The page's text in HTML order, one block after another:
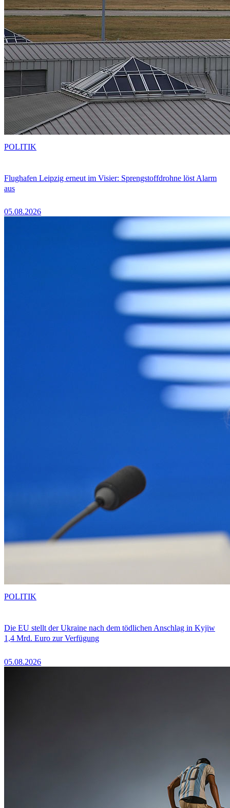
Flughafen Leipzig erneut im Visier: Sprengstoffdrohne löst Alarm
aus
05.08.2026
POLITIK
Die EU stellt der Ukraine nach dem tödlichen Anschlag in Kyjiw
1,4 Mrd. Euro zur Verfügung
05.08.2026
POLITIK